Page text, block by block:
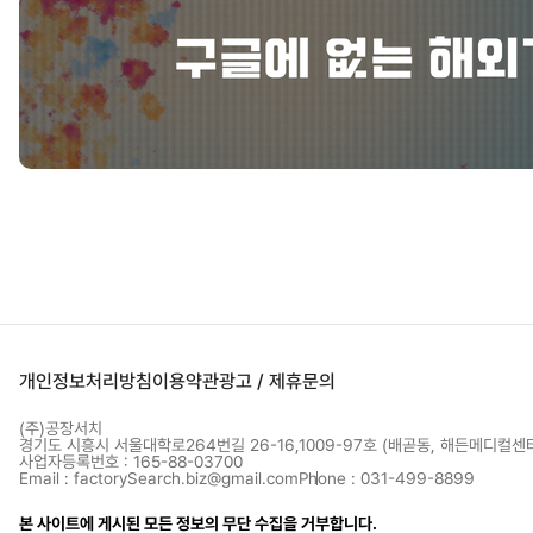
개인정보처리방침이용약관광고 / 제휴문의
(주)공장서치
경기도 시흥시 서울대학로264번길 26-16,1009-97호 (배곧동, 해든메디컬센
사업자등록번호 : 165-88-03700
Email : factorySearch.biz@gmail.comPhone : 031-499-8899
본 사이트에 게시된 모든 정보의 무단 수집을 거부합니다.